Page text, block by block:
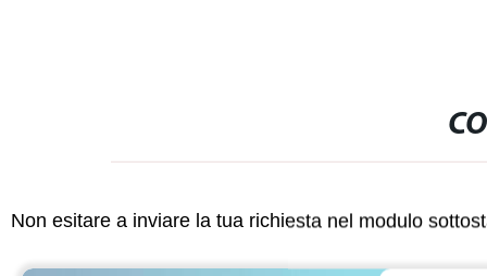
Non esitare a inviare la tua richiesta nel modulo